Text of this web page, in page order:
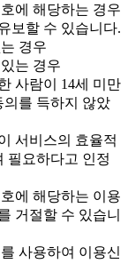
에 해당하는 경우
보할 수 있습니다.
경우
는 경우
사람이 14세 미만
의를 득하지 않았
서비스의 효율적
필요하다고 인정
에 해당하는 이용
거절할 수 있습니
사용하여 이용신